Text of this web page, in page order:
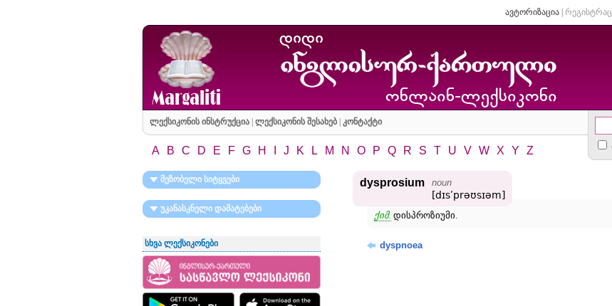
ავტორიზაცია|
ლექსიკონის ინსტრუქცია| ლექსიკონის შესახებ| კონტაქტი
A B C D E F G H J K L M N O P Q R S T U V W X Y Z
მეზობელი სიტყვები
უკანასკნელი დამატებები
სხვა ლექსიკონები
dysprosium noun
[dɪsʹprəʊsɪəm]
ქიმ. დისპროზიუმი.
dyspnoea